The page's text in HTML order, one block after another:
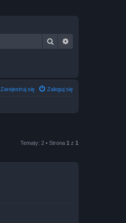
Szukaj
Zaloguj się
Zarejestruj się
Tematy: 2 • Strona 1 z 1